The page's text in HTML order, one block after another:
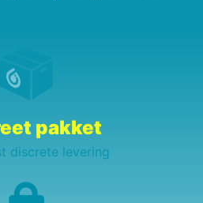
pakket
discrete levering